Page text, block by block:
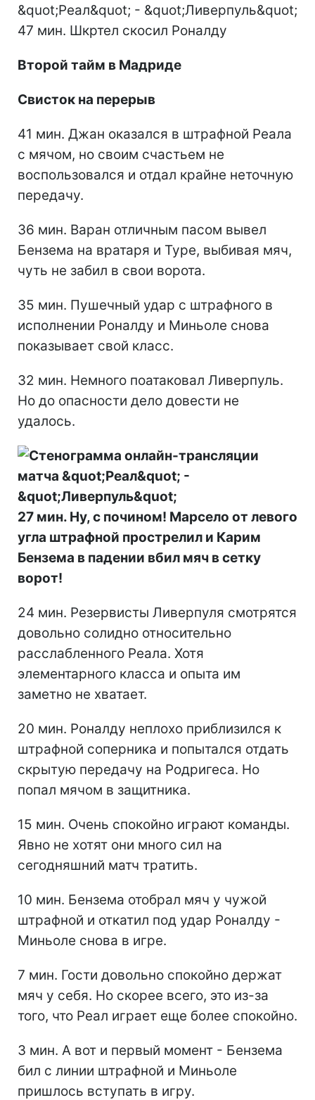
47 мин. Шкртел скосил Роналду
Второй тайм в Мадриде
Свисток на перерыв
41 мин. Джан оказался в штрафной Реала
с мячом, но своим счастьем не
воспользовался и отдал крайне неточную
передачу.
36 мин. Варан отличным пасом вывел
Бензема на вратаря и Туре, выбивая мяч,
чуть не забил в свои ворота.
35 мин. Пушечный удар с штрафного в
исполнении Роналду и Миньоле снова
показывает свой класс.
32 мин. Немного поатаковал Ливерпуль.
Но до опасности дело довести не
удалось.
27 мин. Ну, с почином! Марсело от левого
угла штрафной прострелил и Карим
Бензема в падении вбил мяч в сетку
ворот!
24 мин. Резервисты Ливерпуля смотрятся
довольно солидно относительно
расслабленного Реала. Хотя
элементарного класса и опыта им
заметно не хватает.
20 мин. Роналду неплохо приблизился к
штрафной соперника и попытался отдать
скрытую передачу на Родригеса. Но
попал мячом в защитника.
15 мин. Очень спокойно играют команды.
Явно не хотят они много сил на
сегодняшний матч тратить.
10 мин. Бензема отобрал мяч у чужой
штрафной и откатил под удар Роналду -
Миньоле снова в игре.
7 мин. Гости довольно спокойно держат
мяч у себя. Но скорее всего, это из-за
того, что Реал играет еще более спокойно.
3 мин. А вот и первый момент - Бензема
бил с линии штрафной и Миньоле
пришлось вступать в игру.